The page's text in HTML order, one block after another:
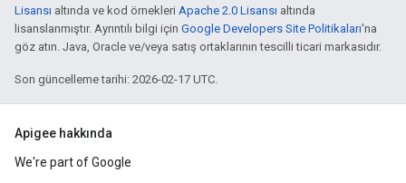
Lisansı altında ve kod örnekleri Apache 2.0 Lisansı altında
lisanslanmıştır. Ayrıntılı bilgi için Google Developers Site Politikaları'na
göz atın. Java, Oracle ve/veya satış ortaklarının tescilli ticari markasıdır.
Son güncelleme tarihi: 2026-02-17 UTC.
Apigee hakkında
We're part of Google